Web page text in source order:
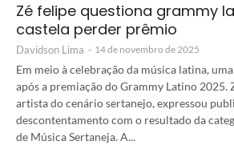
Zé felipe questiona grammy
castela perder prêmio
Davidson Lima - 14 de novembro de 2025
Em meio à celebração da música latina,
após a premiação do Grammy Latino 2025.
artista do cenário sertanejo, expressou
descontentamento com o resultado da
de Música Sertaneja. A...